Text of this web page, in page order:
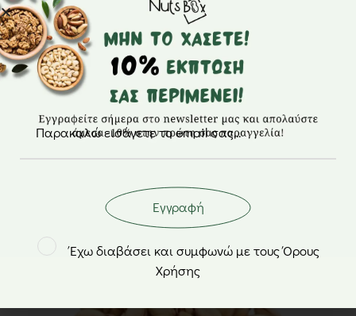
Καρυδόψιχα σπασμένη – NutsBox
από1,80€
Εγγραφή
Έχω διαβάσει και συμφωνώ με τους Όρους
Χρήσης